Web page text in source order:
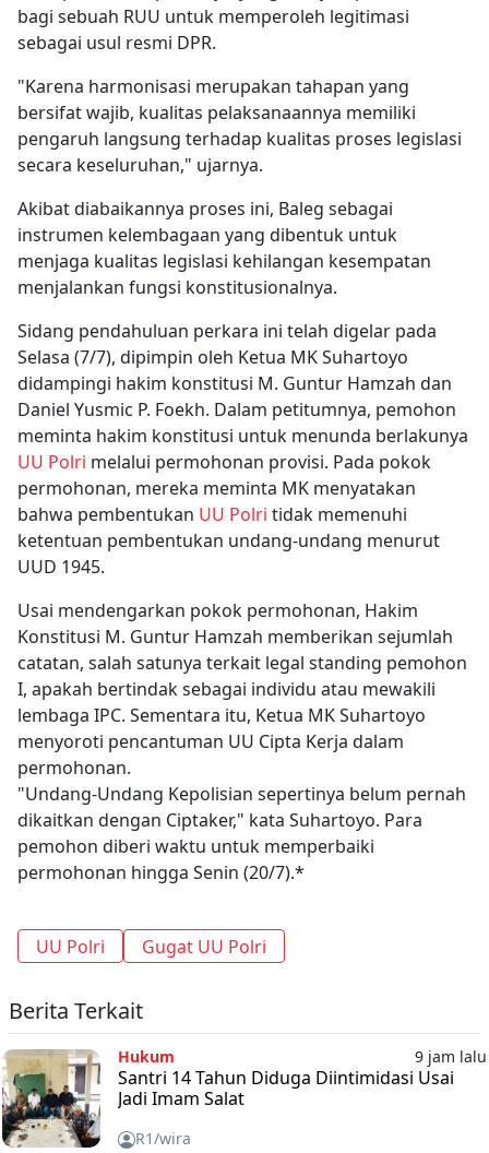
bagi sebuah RUU untuk memperoleh legitimasi
sebagai usul resmi DPR.
"Karena harmonisasi merupakan tahapan yang
bersifat wajib, kualitas pelaksanaannya memiliki
pengaruh langsung terhadap kualitas proses legislasi
secara keseluruhan," ujarnya.
Akibat diabaikannya proses ini, Baleg sebagai
instrumen kelembagaan yang dibentuk untuk
menjaga kualitas legislasi kehilangan kesempatan
menjalankan fungsi konstitusionalnya.
Sidang pendahuluan perkara ini telah digelar pada
Selasa (7/7), dipimpin oleh Ketua MK Suhartoyo
didampingi hakim konstitusi M. Guntur Hamzah dan
Daniel Yusmic P. Foekh. Dalam petitumnya, pemohon
meminta hakim konstitusi untuk menunda berlakunya
UU Polri melalui permohonan provisi. Pada pokok
permohonan, mereka meminta MK menyatakan
bahwa pembentukan UU Polri tidak memenuhi
ketentuan pembentukan undang-undang menurut
UUD 1945.
Usai mendengarkan pokok permohonan, Hakim
Konstitusi M. Guntur Hamzah memberikan sejumlah
catatan, salah satunya terkait legal standing pemohon
I, apakah bertindak sebagai individu atau mewakili
lembaga IPC. Sementara itu, Ketua MK Suhartoyo
menyoroti pencantuman UU Cipta Kerja dalam
permohonan.
"Undang-Undang Kepolisian sepertinya belum pernah
dikaitkan dengan Ciptaker," kata Suhartoyo. Para
pemohon diberi waktu untuk memperbaiki
permohonan hingga Senin (20/7).*
UU Polri Gugat UU Polri
Berita Terkait
Hukum 9 jam lalu
Santri 14 Tahun Diduga Diintimidasi Usai
Jadi Imam Salat
R1/wira